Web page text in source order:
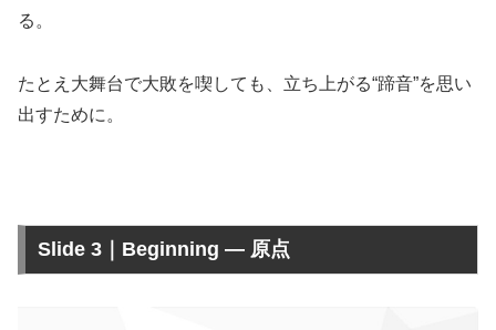
る。
たとえ大舞台で大敗を喫しても、立ち上がる“蹄音”を思い
出すために。
Slide 3｜Beginning — 原点